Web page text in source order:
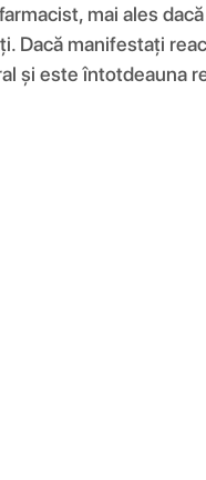
mai ales
Dacă manifestați
și este